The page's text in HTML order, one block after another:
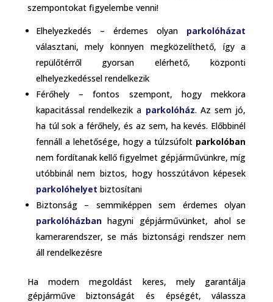
szempontokat figyelembe venni!
Elhelyezkedés – érdemes olyan parkolóházat
választani, mely könnyen megközelíthető, így a
repülőtérről gyorsan elérhető, központi
elhelyezkedéssel rendelkezik
Férőhely – fontos szempont, hogy mekkora
kapacitással rendelkezik a parkolóház. Az sem jó,
ha túl sok a férőhely, és az sem, ha kevés. Előbbinél
fennáll a lehetősége, hogy a túlzsúfolt parkolóban
nem fordítanak kellő figyelmet gépjárművünkre, míg
utóbbinál nem biztos, hogy hosszútávon képesek
parkolóhelyet biztosítani
Biztonság – semmiképpen sem érdemes olyan
parkolóházbanhagyni gépjárművünket, ahol se
kamerarendszer, se más biztonsági rendszer nem
áll rendelkezésre
Ha modern megoldást keres, mely garantálja
gépjárműve biztonságát és épségét, válassza